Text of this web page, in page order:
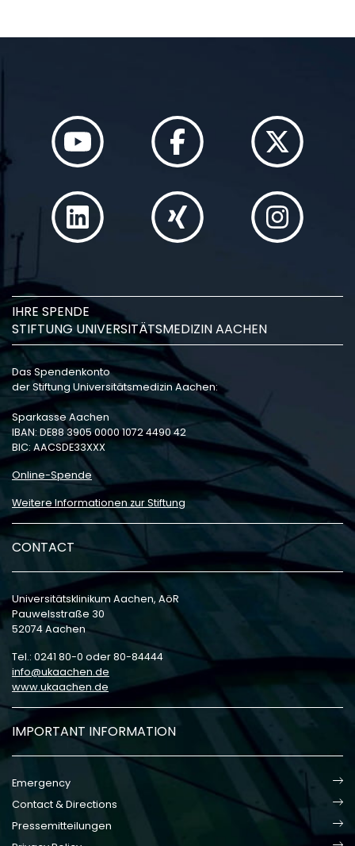
IHRE SPENDE
STIFTUNG UNIVERSITÄTSMEDIZIN AACHEN
Das Spendenkonto
der Stiftung Universitätsmedizin Aachen:
Sparkasse Aachen
IBAN: DE88 3905 0000 1072 4490 42
BIC: AACSDE33XXX
Online-Spende
Weitere Informationen zur Stiftung
CONTACT
Universitätsklinikum Aachen, AöR
Pauwelsstraße 30
52074 Aachen
Tel.: 0241 80-0 oder 80-84444
info
ukaachen de
www.ukaachen.de
IMPORTANT INFORMATION
Emergency
Contact & Directions
Pressemitteilungen